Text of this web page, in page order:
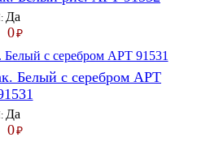
Да
0₽
Белый с серебром АРТ
Да
0₽